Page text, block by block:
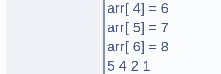
arr[ 4] = 6
arr[ 5] = 7
arr[ 6] = 8
5 4 2 1